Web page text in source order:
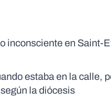
inconsciente en Saint-
estaba en la calle,
la diócesis